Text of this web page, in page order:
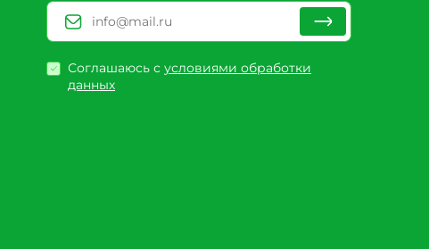
Соглашаюсь с условиями обработки
данных